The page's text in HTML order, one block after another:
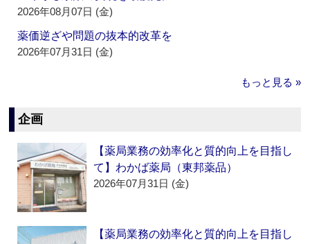
2026年08月07日 (金)
薬価逆ざや問題の抜本的改革を
2026年07月31日 (金)
もっと見る »
企画
【薬局業務の効率化と質的向上を目指し
て】わかば薬局（東邦薬品）
2026年07月31日 (金)
【薬局業務の効率化と質的向上を目指し